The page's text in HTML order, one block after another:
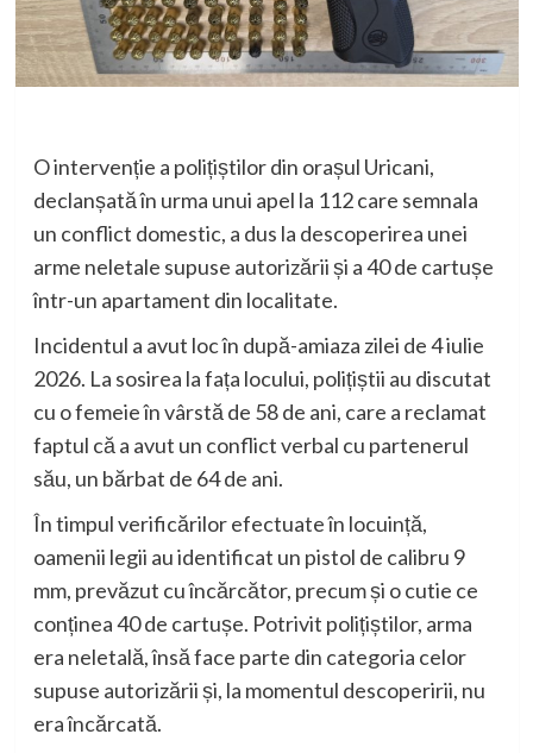
O intervenție a polițiștilor din orașul Uricani,
declanșată în urma unui apel la 112 care semnala
un conflict domestic, a dus la descoperirea unei
arme neletale supuse autorizării și a 40 de cartușe
într-un apartament din localitate.
Incidentul a avut loc în după-amiaza zilei de 4 iulie
2026. La sosirea la fața locului, polițiștii au discutat
cu o femeie în vârstă de 58 de ani, care a reclamat
faptul că a avut un conflict verbal cu partenerul
său, un bărbat de 64 de ani.
În timpul verificărilor efectuate în locuință,
oamenii legii au identificat un pistol de calibru 9
mm, prevăzut cu încărcător, precum și o cutie ce
conținea 40 de cartușe. Potrivit polițiștilor, arma
era neletală, însă face parte din categoria celor
supuse autorizării și, la momentul descoperirii, nu
era încărcată.